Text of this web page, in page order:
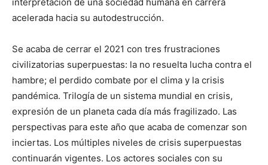
interpretación de una sociedad humana en carrera
acelerada hacia su autodestrucción.
Se acaba de cerrar el 2021 con tres frustraciones
civilizatorias superpuestas: la no resuelta lucha contra el
hambre; el perdido combate por el clima y la crisis
pandémica. Trilogía de un sistema mundial en crisis,
expresión de un planeta cada día más fragilizado. Las
perspectivas para este año que acaba de comenzar son
inciertas. Los múltiples niveles de crisis superpuestas
continuarán vigentes. Los actores sociales con su